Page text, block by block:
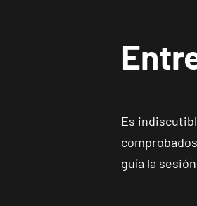
Es
guía la